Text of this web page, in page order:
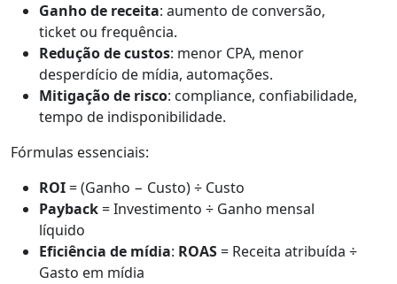
Ganho de receita: aumento de conversão,
ticket ou frequência.
Redução de custos: menor CPA, menor
desperdício de mídia, automações.
Mitigação de risco: compliance, confiabilidade,
tempo de indisponibilidade.
Fórmulas essenciais:
ROI= (Ganho − Custo) ÷ Custo
Payback= Investimento ÷ Ganho mensal
líquido
Eficiência de mídia: ROAS= Receita atribuída ÷
Gasto em mídia